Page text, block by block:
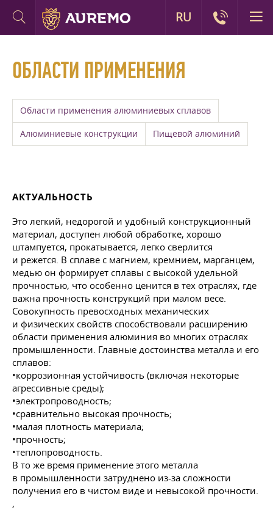
ОБЛАСТИ ПРИМЕНЕНИЯ
Области применения алюминиевых сплавов
Алюминиевые конструкции Пищевой алюминий
АКТУАЛЬНОСТЬ
Это легкий, недорогой и удобный конструкционный
материал, доступен любой обработке, хорошо
штампуется, прокатывается, легко сверлится
и режется. В сплаве с магнием, кремнием, марганцем,
медью он формирует сплавы с высокой удельной
прочностью, что особенно ценится в тех отраслях, где
важна прочность конструкций при малом весе.
Совокупность превосходных механических
и физических свойств способствовали расширению
области применения алюминия во многих отраслях
промышленности. Главные достоинства металла и его
сплавов:
•коррозионная устойчивость (включая некоторые
агрессивные среды);
•электропроводность;
•сравнительно высокая прочность;
•малая плотность материала;
•прочность;
•теплопроводность.
В то же время применение этого металла
в промышленности затруднено из-за сложности
получения его в чистом виде и невысокой прочности.
,
RU